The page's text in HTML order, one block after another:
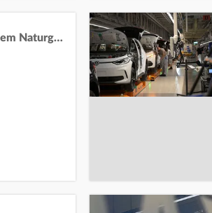
Lage in niederländischem Naturgebiet stabil